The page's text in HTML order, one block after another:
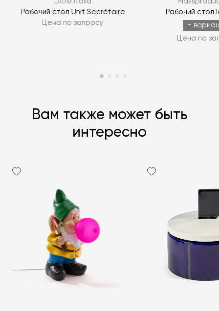
Рабочий стол Unit Secrétaire
Цена по запросу
Рабочий стол
+
Цена по
Вам также может быть
интересно